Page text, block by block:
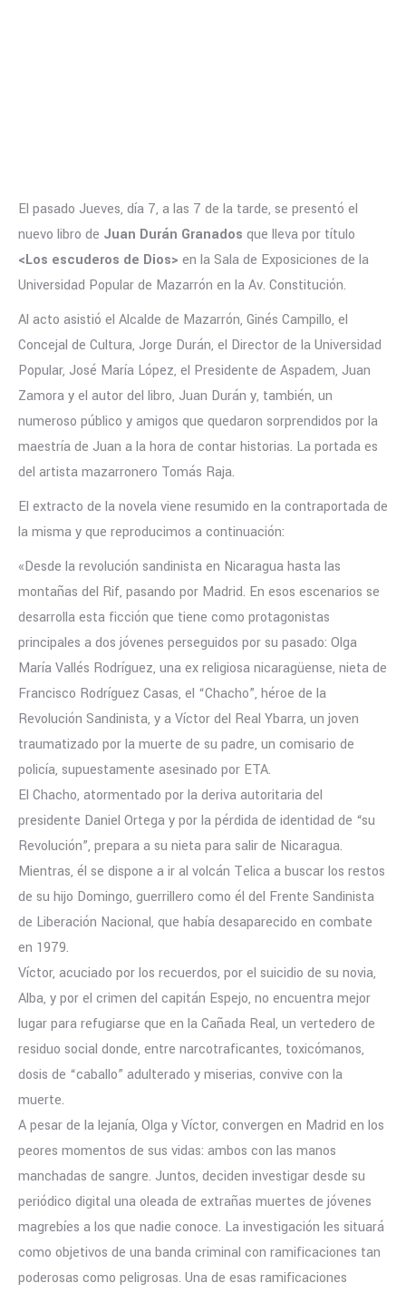
El pasado Jueves, día 7, a las 7 de la tarde, se presentó el
nuevo libro de Juan Durán Granados que lleva por título
<Los escuderos de Dios> en la Sala de Exposiciones de la
Universidad Popular de Mazarrón en la Av. Constitución.
Al acto asistió el Alcalde de Mazarrón, Ginés Campillo, el
Concejal de Cultura, Jorge Durán, el Director de la Universidad
Popular, José María López, el Presidente de Aspadem, Juan
Zamora y el autor del libro, Juan Durán y, también, un
numeroso público y amigos que quedaron sorprendidos por la
maestría de Juan a la hora de contar historias. La portada es
del artista mazarronero Tomás Raja.
El extracto de la novela viene resumido en la contraportada de
la misma y que reproducimos a continuación:
«Desde la revolución sandinista en Nicaragua hasta las
montañas del Rif, pasando por Madrid. En esos escenarios se
desarrolla esta ficción que tiene como protagonistas
principales a dos jóvenes perseguidos por su pasado: Olga
María Vallés Rodríguez, una ex religiosa nicaragüense, nieta de
Francisco Rodríguez Casas, el “Chacho”, héroe de la
Revolución Sandinista, y a Víctor del Real Ybarra, un joven
traumatizado por la muerte de su padre, un comisario de
policía, supuestamente asesinado por ETA.
El Chacho, atormentado por la deriva autoritaria del
presidente Daniel Ortega y por la pérdida de identidad de “su
Revolución”, prepara a su nieta para salir de Nicaragua.
Mientras, él se dispone a ir al volcán Telica a buscar los restos
de su hijo Domingo, guerrillero como él del Frente Sandinista
de Liberación Nacional, que había desaparecido en combate
en 1979.
Víctor, acuciado por los recuerdos, por el suicidio de su novia,
Alba, y por el crimen del capitán Espejo, no encuentra mejor
lugar para refugiarse que en la Cañada Real, un vertedero de
residuo social donde, entre narcotraficantes, toxicómanos,
dosis de “caballo” adulterado y miserias, convive con la
muerte.
A pesar de la lejanía, Olga y Víctor, convergen en Madrid en los
peores momentos de sus vidas: ambos con las manos
manchadas de sangre. Juntos, deciden investigar desde su
periódico digital una oleada de extrañas muertes de jóvenes
magrebíes a los que nadie conoce. La investigación les situará
como objetivos de una banda criminal con ramificaciones tan
poderosas como peligrosas. Una de esas ramificaciones